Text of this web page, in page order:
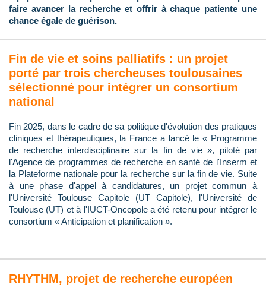
faire avancer la recherche et offrir à chaque patiente une
chance égale de guérison.
Fin de vie et soins palliatifs : un projet
porté par trois chercheuses toulousaines
sélectionné pour intégrer un consortium
national
Fin 2025, dans le cadre de sa politique d'évolution des pratiques
cliniques et thérapeutiques, la France a lancé le « Programme
de recherche interdisciplinaire sur la fin de vie », piloté par
l'Agence de programmes de recherche en santé de l'Inserm et
la Plateforme nationale pour la recherche sur la fin de vie. Suite
à une phase d'appel à candidatures, un projet commun à
l'Université Toulouse Capitole (UT Capitole), l'Université de
Toulouse (UT) et à l'IUCT-Oncopole a été retenu pour intégrer le
consortium « Anticipation et planification ».
RHYTHM, projet de recherche européen